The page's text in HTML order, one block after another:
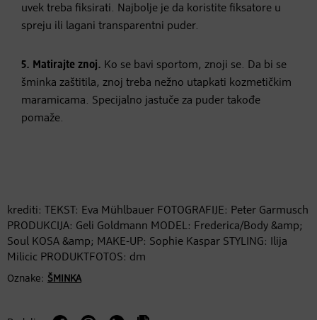
uvek treba fiksirati. Najbolje je da koristite fiksatore u
spreju ili lagani transparentni puder.
5. Matirajte znoj. Ko se bavi sportom, znoji se. Da bi se
šminka zaštitila, znoj treba nežno utapkati kozmetičkim
maramicama. Specijalno jastuče za puder takođe
pomaže.
krediti: TEKST: Eva Mühlbauer FOTOGRAFIJE: Peter Garmusch
PRODUKCIJA: Geli Goldmann MODEL: Frederica/Body &amp;
Soul KOSA &amp; MAKE-UP: Sophie Kaspar STYLING: Ilija
Milicic PRODUKTFOTOS: dm
Oznake: ŠMINKA